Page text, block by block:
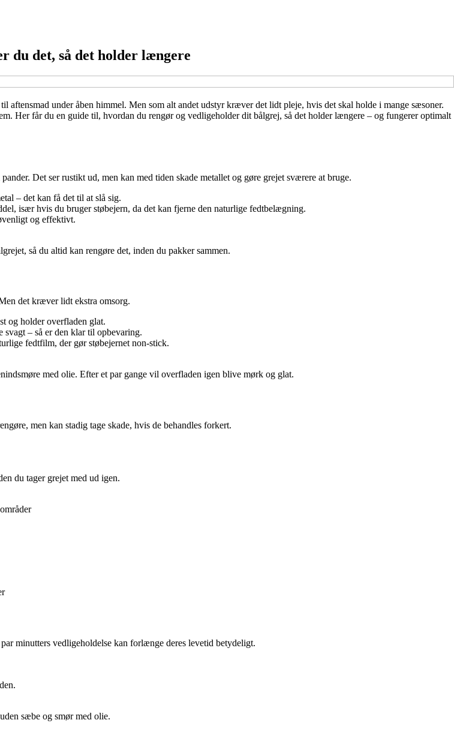
du det, så det holder længere
under åben himmel. Men som alt andet udstyr kræver det lidt pleje, hvis det skal holde i mange sæsoner.
Her får du en guide til, hvordan du rengør og vedligeholder dit bålgrej, så det holder længere – og fungerer optimalt
Det ser rustikt ud, men kan med tiden skade metallet og gøre grejet sværere at bruge.
– det kan få det til at slå sig.
især hvis du bruger støbejern, da det kan fjerne den naturlige fedtbelægning.
og effektivt.
så du altid kan rengøre det, inden du pakker sammen.
det kræver lidt ekstra omsorg.
og holder overfladen glat.
– så er den klar til opbevaring.
fedtfilm, der gør støbejernet non-stick.
med olie. Efter et par gange vil overfladen igen blive mørk og glat.
men kan stadig tage skade, hvis de behandles forkert.
du tager grejet med ud igen.
minutters vedligeholdelse kan forlænge deres levetid betydeligt.
sæbe og smør med olie.